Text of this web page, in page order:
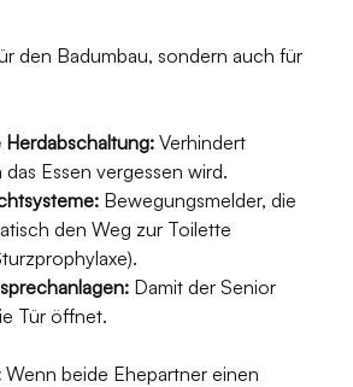
den Badumbau, sondern auch für
Verhindert
Essen vergessen wird.
Bewegungsmelder, die
den Weg zur Toilette
Damit der Senior
Tür öffnet.
Wenn beide Ehepartner einen